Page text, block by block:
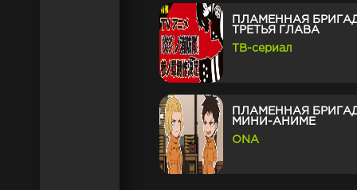
ПЛАМЕННАЯ
ТРЕТЬЯ ГЛАВА
ТВ-сериал
ПЛАМЕННАЯ
МИНИ-АНИМЕ
ONA